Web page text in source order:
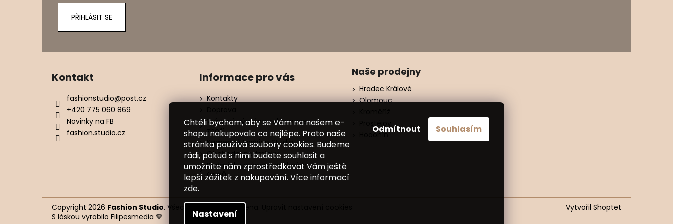
Chtěli bychom, aby se Vám na našem e-
shopu nakupovalo co nejlépe. Proto naše
stránka používá soubory cookies. Budeme
rádi, pokud s nimi budete souhlasit a
umožníte nám zprostředkovat Vám ještě
lepší zážitek z nakupování. Více informací
zde.
Nastavení
Odmítnout Souhlasím
PŘIHLÁSIT SE
Kontakt
fashionstudio@post.cz
+420 775 060 869
Novinky na FB
fashion.studio.cz
Informace pro vás
Kontakty
Vrácení, výměna, reklamace
zboží
Kamenná Fashion Studia
Obchodní podmínky
Podmínky ochrany osobních
údajů
Naše prodejny
Hradec Králové
Olomouc
Prostějov
Hodonín
Vytvořil Shoptet
Copyright 2026 Fashion Studio. Všechna práva vyhrazena.
S láskou vyrobilo Filipesmedia 🧡